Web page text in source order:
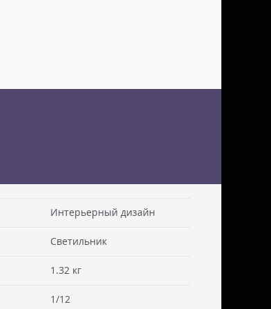
доставки включаем в товар.
отправляем с заказом или по ЭДО.
Интерьерный дизайн
Светильник
1.32 кг
1/12